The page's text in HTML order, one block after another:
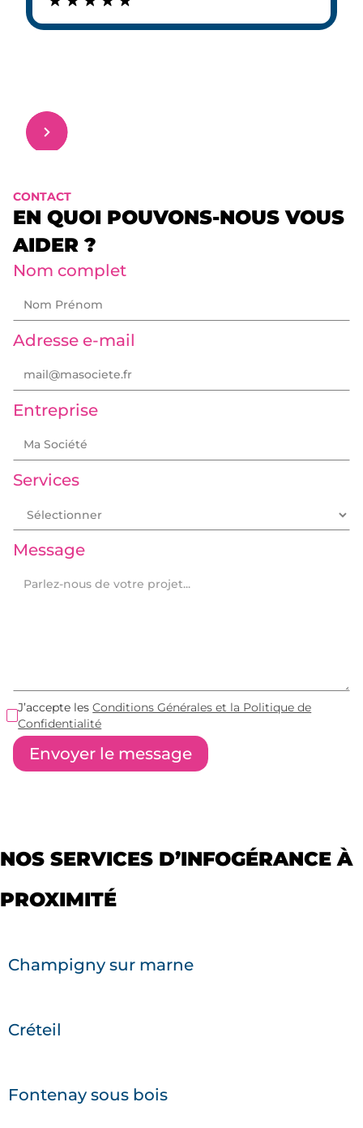
CONTACT
EN QUOI POUVONS-NOUS VOUS
AIDER ?
Nom complet
Adresse e-mail
Entreprise
Services
Message
J’accepte lesConditions Générales et la Politique de
Confidentialité
NOS SERVICES D’INFOGÉRANCE À
PROXIMITÉ
Champigny sur marne
Créteil
Fontenay sous bois